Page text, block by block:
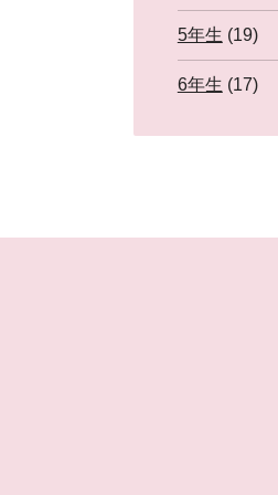
5年生 (19)
6年生 (17)